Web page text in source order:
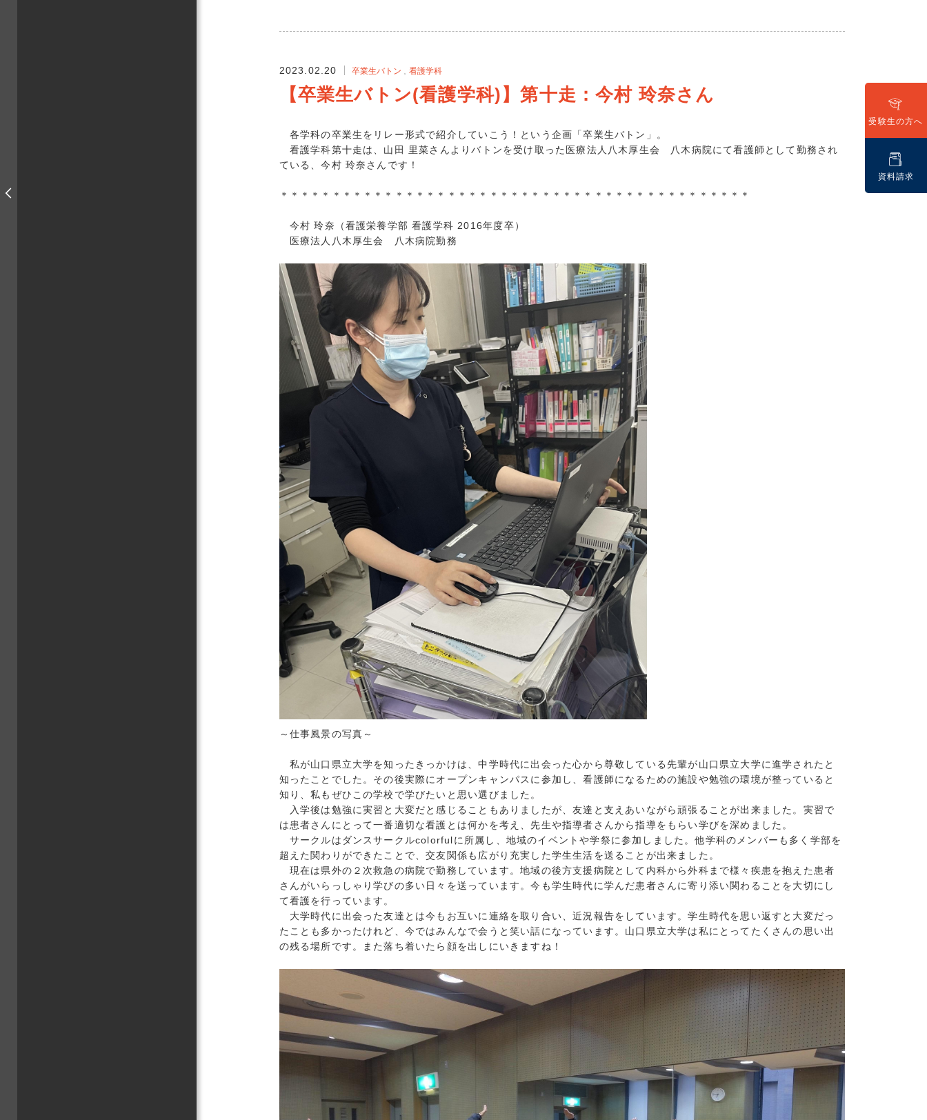
2021年4月 (2)
2021年1月 (7)
2020年12月 (3)
2020年10月 (3)
2020年9月 (3)
2020年7月 (1)
2019年12月 (5)
2019年11月 (7)
2019年10月 (5)
2019年9月 (2)
2019年8月 (5)
2019年7月 (12)
2019年6月 (2)
2019年5月 (5)
2019年4月 (4)
2019年3月 (1)
2019年2月 (2)
2018年12月 (9)
2018年11月 (4)
2018年10月 (4)
2018年9月 (3)
2018年8月 (8)
2018年7月 (10)
2018年6月 (3)
2023.02.20 卒業生バトン 看護学科
【卒業生バトン(看護学科)】第十走：今村 玲奈さん
各学科の卒業生をリレー形式で紹介していこう！という企画「卒業生バトン」。
看護学科第十走は、山田 里菜さんよりバトンを受け取った医療法人八木厚生会 八木病院にて看護師として勤務され
ている、今村 玲奈さんです！
＊＊＊＊＊＊＊＊＊＊＊＊＊＊＊＊＊＊＊＊＊＊＊＊＊＊＊＊＊＊＊＊＊＊＊＊＊＊＊＊＊＊＊＊＊
今村 玲奈（看護栄養学部 看護学科 2016年度卒）
医療法人八木厚生会 八木病院勤務
～仕事風景の写真～
私が山口県立大学を知ったきっかけは、中学時代に出会った心から尊敬している先輩が山口県立大学に進学されたと
知ったことでした。その後実際にオープンキャンパスに参加し、看護師になるための施設や勉強の環境が整っていると
知り、私もぜひこの学校で学びたいと思い選びました。
入学後は勉強に実習と大変だと感じることもありましたが、友達と支えあいながら頑張ることが出来ました。実習で
は患者さんにとって一番適切な看護とは何かを考え、先生や指導者さんから指導をもらい学びを深めました。
サークルはダンスサークルcolorfulに所属し、地域のイベントや学祭に参加しました。他学科のメンバーも多く学部を
超えた関わりができたことで、交友関係も広がり充実した学生生活を送ることが出来ました。
現在は県外の２次救急の病院で勤務しています。地域の後方支援病院として内科から外科まで様々疾患を抱えた患者
さんがいらっしゃり学びの多い日々を送っています。今も学生時代に学んだ患者さんに寄り添い関わることを大切にし
て看護を行っています。
大学時代に出会った友達とは今もお互いに連絡を取り合い、近況報告をしています。学生時代を思い返すと大変だっ
たことも多かったけれど、今ではみんなで会うと笑い話になっています。山口県立大学は私にとってたくさんの思い出
の残る場所です。また落ち着いたら顔を出しにいきますね！
受験生の方へ
資料請求